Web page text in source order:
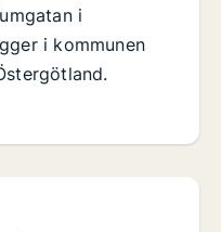
i
i kommunen